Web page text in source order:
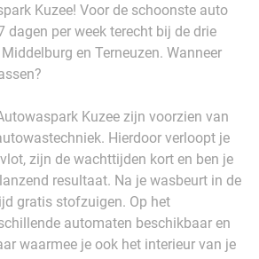
Kuzee! Voor de schoonste auto
dagen per week terecht bij de drie
en Terneuzen. Wanneer
Kuzee zijn voorzien van
Hierdoor verloopt je
zijn de wachttijden kort en ben je
resultaat. Na je wasbeurt in de
gratis stofzuigen. Op het
automaten beschikbaar en
waarmee je ook het interieur van je